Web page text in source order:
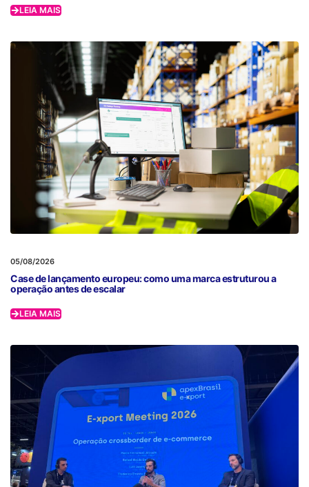
LEIA MAIS
05/08/2026
Case de lançamento europeu: como uma marca estruturou a
operação antes de escalar
LEIA MAIS